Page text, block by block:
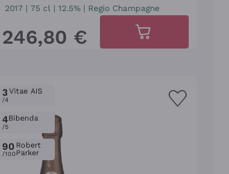
2017| 75 cl | 12.5% Regio Champagne
246,80 €
3
/4
Vitae AIS
4
/5
Bibenda
90
/100
Robert
Parker